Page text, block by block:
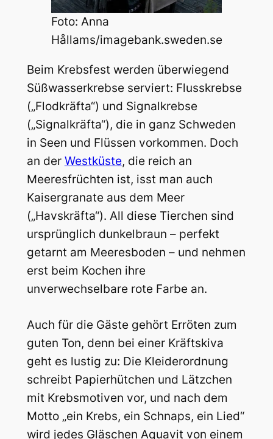
Foto: Anna
Hållams/imagebank.sweden.se
Beim Krebsfest werden überwiegend
Süßwasserkrebse serviert: Flusskrebse
(„Flodkräfta“) und Signalkrebse
(„Signalkräfta“), die in ganz Schweden
in Seen und Flüssen vorkommen. Doch
an der Westküste, die reich an
Meeresfrüchten ist, isst man auch
Kaisergranate aus dem Meer
(„Havskräfta“). All diese Tierchen sind
ursprünglich dunkelbraun – perfekt
getarnt am Meeresboden – und nehmen
erst beim Kochen ihre
unverwechselbare rote Farbe an.
Auch für die Gäste gehört Erröten zum
guten Ton, denn bei einer Kräftskiva
geht es lustig zu: Die Kleiderordnung
schreibt Papierhütchen und Lätzchen
mit Krebsmotiven vor, und nach dem
Motto „ein Krebs, ein Schnaps, ein Lied“
wird jedes Gläschen Aquavit von einem